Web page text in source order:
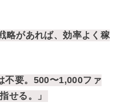
略があれば、効率よく稼
不要。500〜1,000ファ
せる。」